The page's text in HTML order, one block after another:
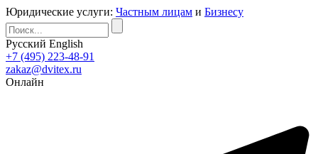
Юридические услуги: Частным лицам и Бизнесу
Русский English
+7 (495) 223-48-91
zakaz@dvitex.ru
Онлайн